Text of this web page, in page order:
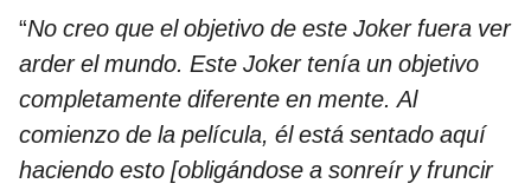
“No creo que el objetivo de este Joker fuera ver
arder el mundo. Este Joker tenía un objetivo
completamente diferente en mente. Al
comienzo de la película, él está sentado aquí
haciendo esto [obligándose a sonreír y fruncir